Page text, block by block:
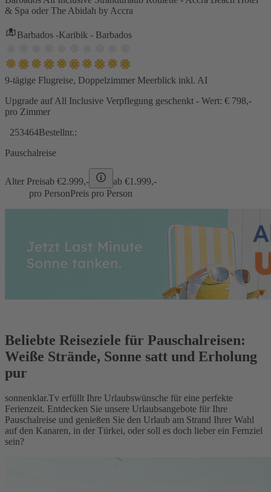
& Spa oder The Abidah by Accra
Barbados -Karibik - Barbados
9-tägige Flugreise, Doppelzimmer Meerblick inkl. AI
Upgrade auf All Inclusive Verpflegung geschenkt - Wert: € 798,-
pro Zimmer
253464Bestellnr.:
Pauschalreise
Alter Preisab €2.999,- ab €1.999,-
pro PersonPreis pro Person
Beliebte Reiseziele für Pauschalreisen:
Weiße Strände, Sonne satt und Erholung
pur
sonnenklar.Tv erfüllt Ihre Urlaubswünsche für eine perfekte
Ferienzeit. Entdecken Sie unsere Urlaubsangebote für Ihre
Pauschalreise und genießen Sie den Urlaub am Strand Ihrer Wahl
auf den Kanaren, in der Türkei, oder soll es doch lieber ein Fernziel
sein?